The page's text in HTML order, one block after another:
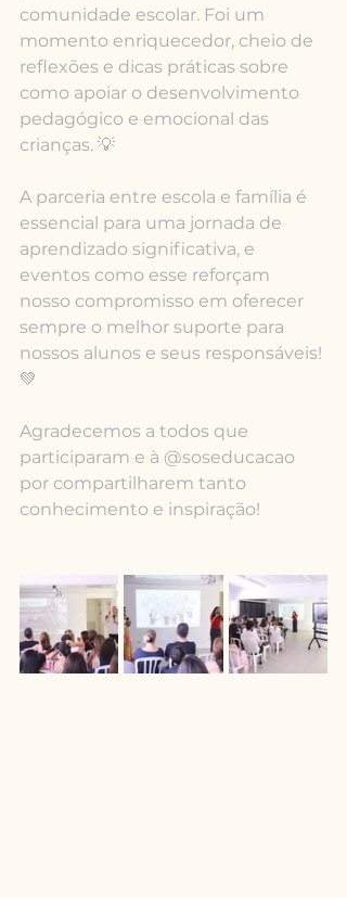
comunidade escolar. Foi um
momento enriquecedor, cheio de
reflexões e dicas práticas sobre
como apoiar o desenvolvimento
pedagógico e emocional das
crianças. 💡
A parceria entre escola e família é
essencial para uma jornada de
aprendizado significativa, e
eventos como esse reforçam
nosso compromisso em oferecer
sempre o melhor suporte para
nossos alunos e seus responsáveis!
💚
Agradecemos a todos que
participaram e à @soseducacao
por compartilharem tanto
conhecimento e inspiração!